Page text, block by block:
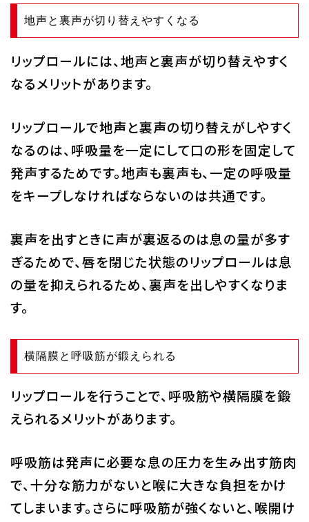
地声と裏声が切り替えやすくなる
リップロールには、地声と裏声が切り替えやすく
なるメリットがあります。
リップロールで地声と裏声の切り替えがしやすく
なるのは、呼吸量を一定にして口の形を固定して
発声するためです。地声も裏声も、一定の呼吸量
をキープしなければならないのは共通です。
裏声を出すときに声が裏返るのは息の量が多す
ぎるためで、唇を閉じた状態のリップロールは息
の量を抑えられるため、裏声を出しやすくなりま
す。
横隔膜と呼吸筋が鍛えられる
リップロールを行うことで、呼吸筋や横隔膜を鍛
えられるメリットがあります。
呼吸筋は発声に必要な息の圧力を生み出す筋肉
で、十分な筋力がないと喉に大きな負担をかけ
てしまいます。さらに呼吸筋が強くないと、喉開け